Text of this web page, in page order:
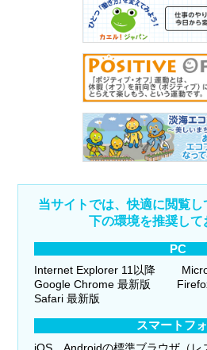
当サイトでは、快適に閲覧
下の環境を推奨して
PC
Internet Explorer 11以降
Google Chrome 最新版
Safari 最新版
スマートフ